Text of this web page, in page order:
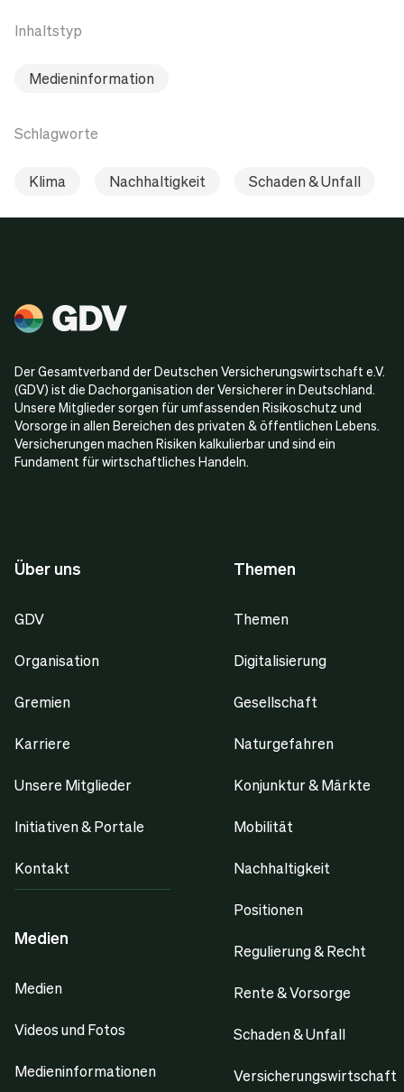
Inhaltstyp
Medieninformation
Schlagworte
Klima Nachhaltigkeit Schaden & Unfall
Der Gesamtverband der Deutschen Versicherungswirtschaft e.V.
(GDV) ist die Dachorganisation der Versicherer in Deutschland.
Unsere Mitglieder sorgen für umfassenden Risikoschutz und
Vorsorge in allen Bereichen des privaten & öffentlichen Lebens.
Versicherungen machen Risiken kalkulierbar und sind ein
Fundament für wirtschaftliches Handeln.
Über uns
GDV
Organisation
Gremien
Karriere
Unsere Mitglieder
Initiativen & Portale
Kontakt
Medien
Medien
Videos und Fotos
Medieninformationen
Themen
Themen
Digitalisierung
Gesellschaft
Naturgefahren
Konjunktur & Märkte
Mobilität
Nachhaltigkeit
Positionen
Regulierung & Recht
Rente & Vorsorge
Schaden & Unfall
Versicherungswirtschaft